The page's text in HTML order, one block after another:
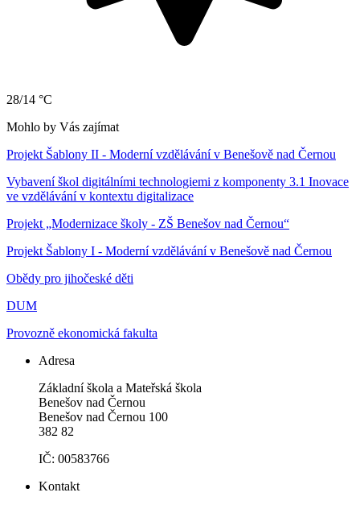
28/14 °C
Mohlo by Vás zajímat
Projekt Šablony II - Moderní vzdělávání v Benešově nad Černou
Vybavení škol digitálními technologiemi z komponenty 3.1 Inovace
ve vzdělávání v kontextu digitalizace
Projekt „Modernizace školy - ZŠ Benešov nad Černou“
Projekt Šablony I - Moderní vzdělávání v Benešově nad Černou
Obědy pro jihočeské děti
DUM
Provozně ekonomická fakulta
Adresa
Základní škola a Mateřská škola
Benešov nad Černou
Benešov nad Černou 100
382 82
IČ: 00583766
Kontakt